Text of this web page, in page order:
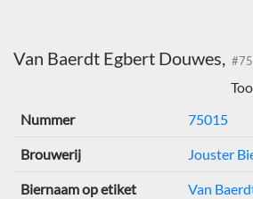
Van Baerdt Egbert Douwes,
Nummer
75015
Brouwerij Jouster
Biernaam op etiket Van